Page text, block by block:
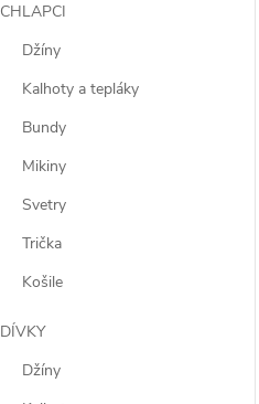
CHLAPCI
Džíny
Kalhoty a tepláky
Bundy
Mikiny
Svetry
Trička
Košile
DÍVKY
Džíny